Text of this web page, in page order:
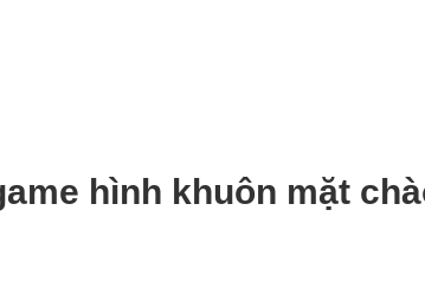
hình khuôn mặt